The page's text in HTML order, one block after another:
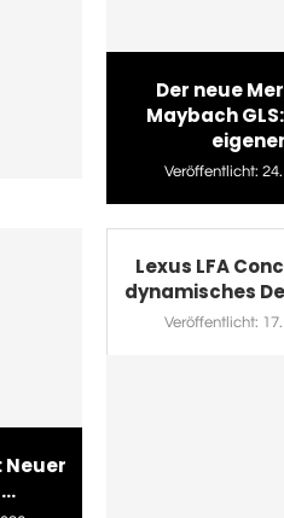
Der neue
Maybach
Veröffentlicht:
Lexus LFA
dynamisches
Veröffentlicht: